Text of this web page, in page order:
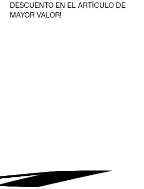
DESCUENTO EN EL ARTÍCULO DE
MAYOR VALOR!